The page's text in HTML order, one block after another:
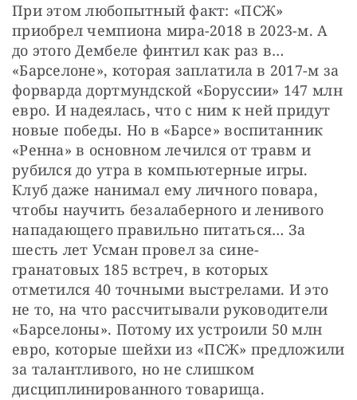
При этом любопытный факт: «ПСЖ»
приобрел чемпиона мира-2018 в 2023-м. А
до этого Дембеле финтил как раз в…
«Барселоне», которая заплатила в 2017-м за
форварда дортмундской «Боруссии» 147 млн
евро. И надеялась, что с ним к ней придут
новые победы. Но в «Барсе» воспитанник
«Ренна» в основном лечился от травм и
рубился до утра в компьютерные игры.
Клуб даже нанимал ему личного повара,
чтобы научить безалаберного и ленивого
нападающего правильно питаться… За
шесть лет Усман провел за сине-
гранатовых 185 встреч, в которых
отметился 40 точными выстрелами. И это
не то, на что рассчитывали руководители
«Барселоны». Потому их устроили 50 млн
евро, которые шейхи из «ПСЖ» предложили
за талантливого, но не слишком
дисциплинированного товарища.